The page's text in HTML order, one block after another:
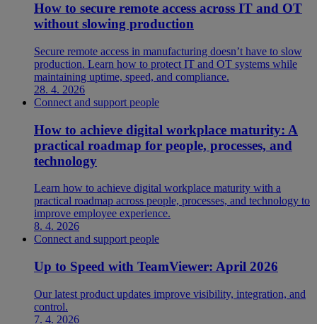
How to secure remote access across IT and OT
without slowing production
Secure remote access in manufacturing doesn’t have to slow
production. Learn how to protect IT and OT systems while
maintaining uptime, speed, and compliance.
28. 4. 2026
Connect and support people
How to achieve digital workplace maturity: A
practical roadmap for people, processes, and
technology
Learn how to achieve digital workplace maturity with a
practical roadmap across people, processes, and technology to
improve employee experience.
8. 4. 2026
Connect and support people
Up to Speed with TeamViewer: April 2026
Our latest product updates improve visibility, integration, and
control.
7. 4. 2026